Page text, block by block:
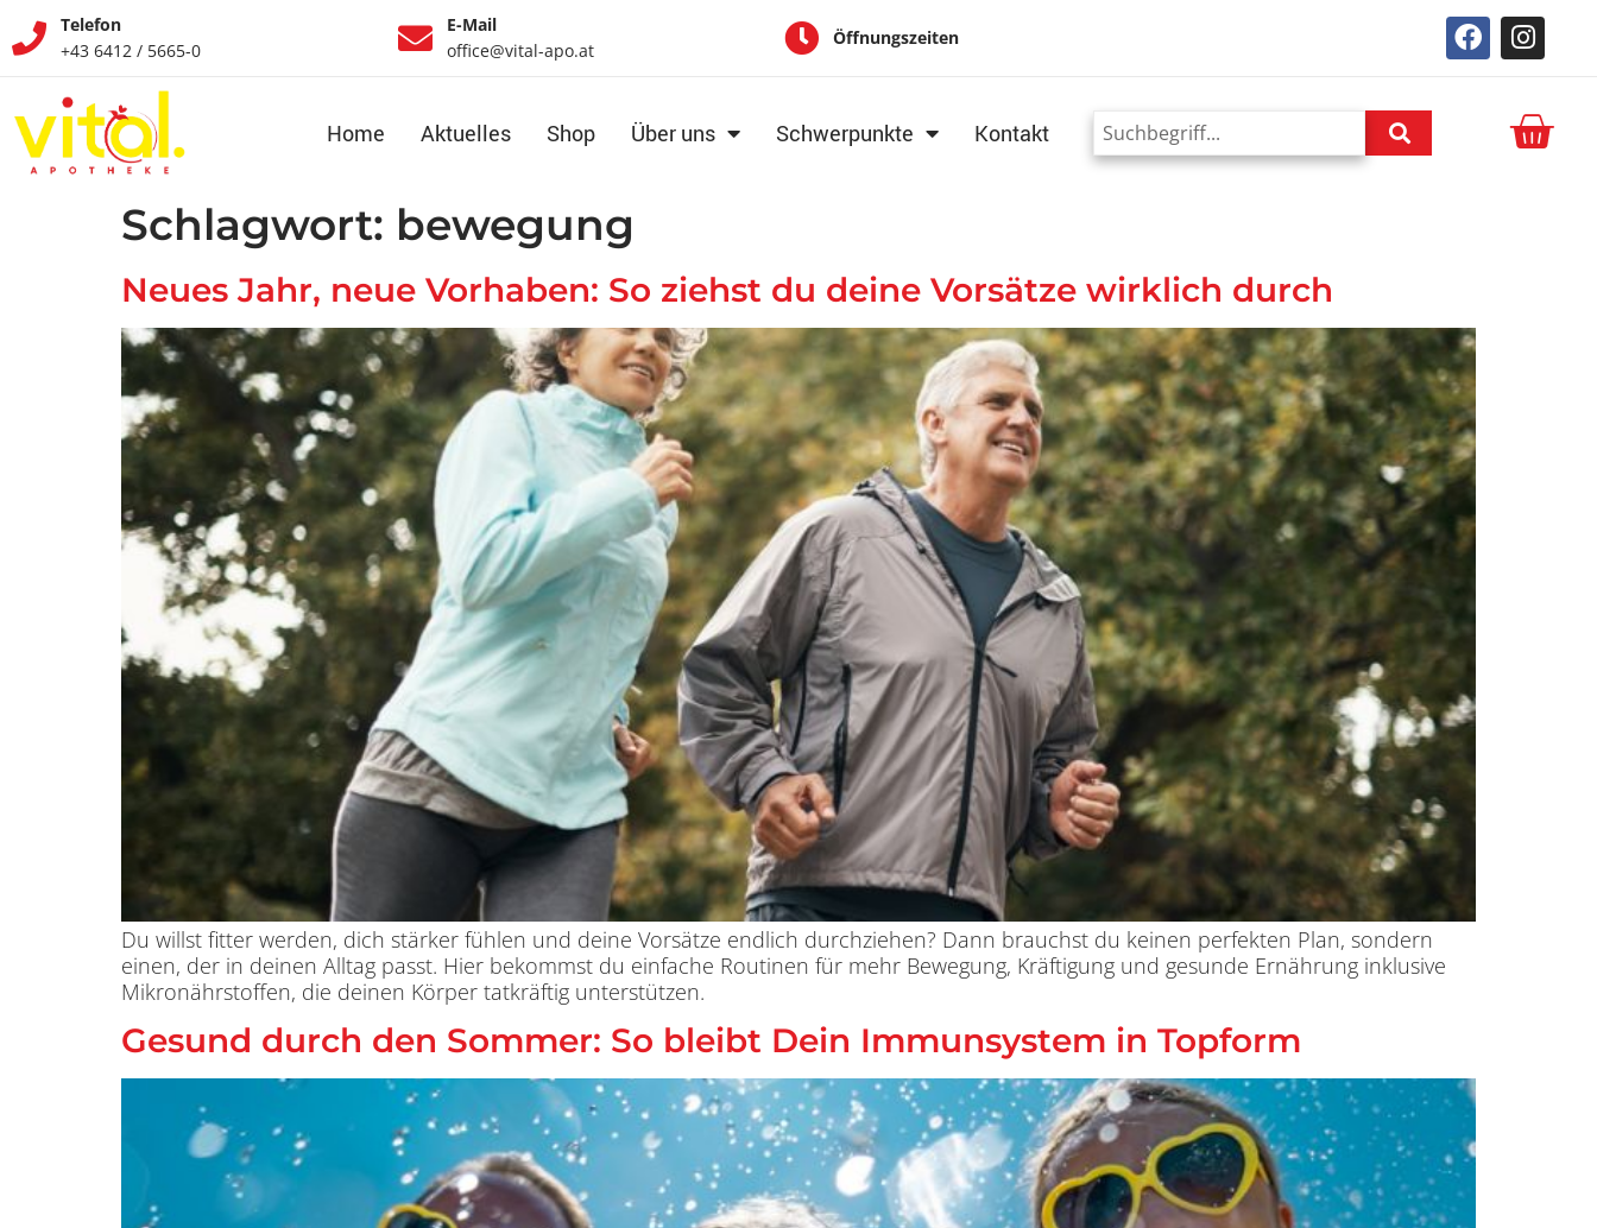
Telefon
+43 6412 / 5665-0
E-Mail
office@vital-apo.at
Öffnungszeiten
Home Aktuelles Shop Über uns Schwerpunkte Kontakt
Schlagwort: bewegung
Neues Jahr, neue Vorhaben: So ziehst du deine Vorsätze wirklich durch
Du willst fitter werden, dich stärker fühlen und deine Vorsätze endlich durchziehen? Dann brauchst du keinen perfekten Plan, sondern
einen, der in deinen Alltag passt. Hier bekommst du einfache Routinen für mehr Bewegung, Kräftigung und gesunde Ernährung inklusive
Mikronährstoffen, die deinen Körper tatkräftig unterstützen.
Gesund durch den Sommer: So bleibt Dein Immunsystem in Topform